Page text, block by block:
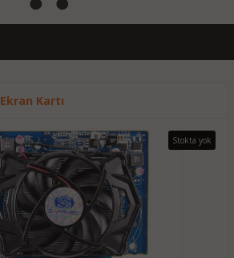
Ekran Kartı
Stokta yok